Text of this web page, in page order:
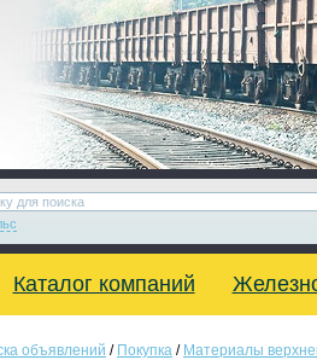
Каталог компаний
объявлений / Покупка / Материалы